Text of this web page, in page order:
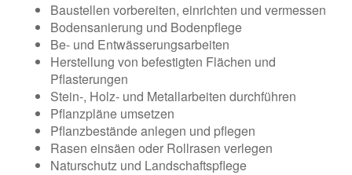
Baustellen vorbereiten, einrichten und vermessen
Bodensanierung und Bodenpflege
Be- und Entwässerungsarbeiten
Herstellung von befestigten Flächen und
Pflasterungen
Stein-, Holz- und Metallarbeiten durchführen
Pflanzpläne umsetzen
Pflanzbestände anlegen und pflegen
Rasen einsäen oder Rollrasen verlegen
Naturschutz und Landschaftspflege